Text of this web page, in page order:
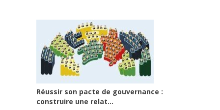
Réussir son pacte de gouvernance :
construire une relat...